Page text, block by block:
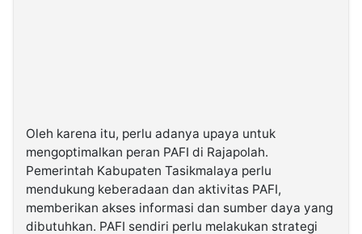
Oleh karena itu, perlu adanya upaya untuk
mengoptimalkan peran PAFI di Rajapolah.
Pemerintah Kabupaten Tasikmalaya perlu
mendukung keberadaan dan aktivitas PAFI,
memberikan akses informasi dan sumber daya yang
dibutuhkan. PAFI sendiri perlu melakukan strategi